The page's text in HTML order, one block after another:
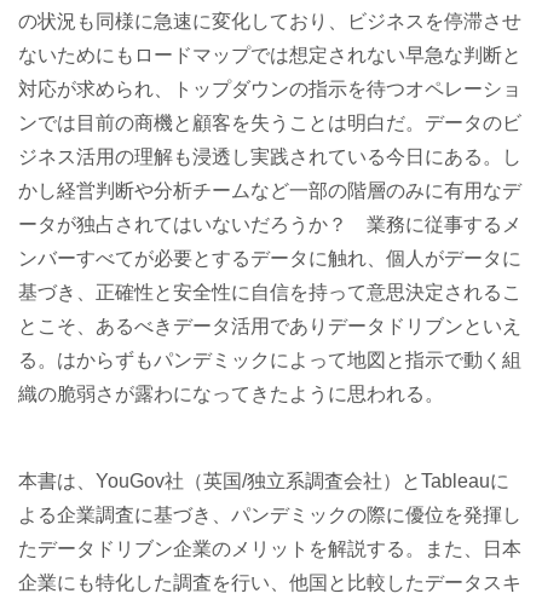
の状況も同様に急速に変化しており、ビジネスを停滞させ
ないためにもロードマップでは想定されない早急な判断と
対応が求められ、トップダウンの指示を待つオペレーショ
ンでは目前の商機と顧客を失うことは明白だ。データのビ
ジネス活用の理解も浸透し実践されている今日にある。し
かし経営判断や分析チームなど一部の階層のみに有用なデ
ータが独占されてはいないだろうか？ 業務に従事するメ
ンバーすべてが必要とするデータに触れ、個人がデータに
基づき、正確性と安全性に自信を持って意思決定されるこ
とこそ、あるべきデータ活用でありデータドリブンといえ
る。はからずもパンデミックによって地図と指示で動く組
織の脆弱さが露わになってきたように思われる。
本書は、YouGov社（英国/独立系調査会社）とTableauに
よる企業調査に基づき、パンデミックの際に優位を発揮し
たデータドリブン企業のメリットを解説する。また、日本
企業にも特化した調査を行い、他国と比較したデータスキ